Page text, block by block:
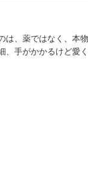
は、薬ではなく、本
手がかかるけど愛